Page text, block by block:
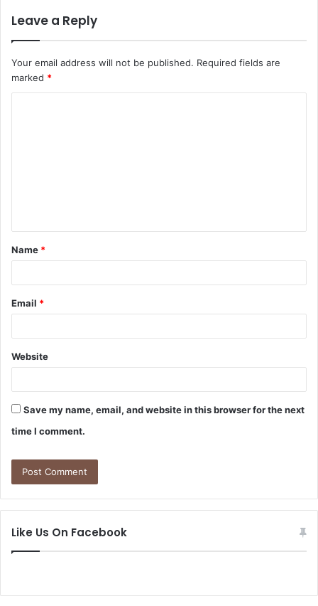
Leave a Reply
Your email address will not be published. Required fields are
marked *
t
*
Name *
Email *
Website
Save my name, email, and website in this browser for the next
time I comment.
Like Us On Facebook